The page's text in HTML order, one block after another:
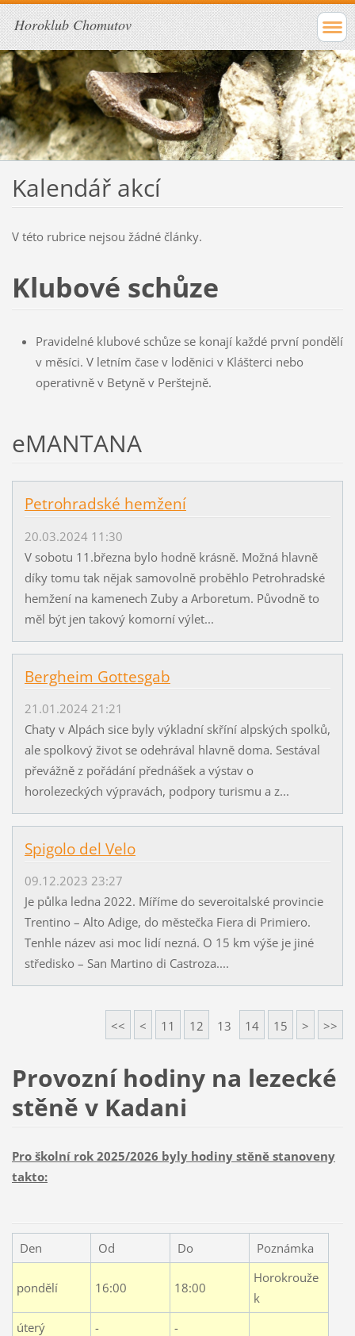
Horoklub Chomutov
Kalendář akcí
V této rubrice nejsou žádné články.
Klubové schůze
Pravidelné klubové schůze se konají každé první pondělí
v měsíci. V letním čase v loděnici v Klášterci nebo
operativně v Betyně v Perštejně.
eMANTANA
Petrohradské hemžení
20.03.2024 11:30
V sobotu 11.března bylo hodně krásně. Možná hlavně
díky tomu tak nějak samovolně proběhlo Petrohradské
hemžení na kamenech Zuby a Arboretum. Původně to
měl být jen takový komorní výlet...
Bergheim Gottesgab
21.01.2024 21:21
Chaty v Alpách sice byly výkladní skříní alpských spolků,
ale spolkový život se odehrával hlavně doma. Sestával
převážně z pořádání přednášek a výstav o
horolezeckých výpravách, podpory turismu a z...
Spigolo del Velo
09.12.2023 23:27
Je půlka ledna 2022. Míříme do severoitalské provincie
Trentino – Alto Adige, do městečka Fiera di Primiero.
Tenhle název asi moc lidí nezná. O 15 km výše je jiné
středisko – San Martino di Castroza....
<< < 11 12 13 14 15 > >>
Provozní hodiny na lezecké
stěně v Kadani
Pro školní rok 2025/2026 byly hodiny stěně stanoveny
takto:
Den Od Do Poznámka
pondělí 16:00 18:00
Horokrouže
k
úterý
-
-